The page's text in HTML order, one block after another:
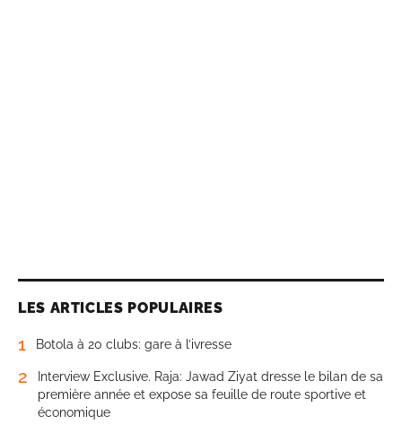
LES ARTICLES POPULAIRES
1 Botola à 20 clubs: gare à l’ivresse
2
Interview Exclusive. Raja: Jawad Ziyat dresse le bilan de sa
première année et expose sa feuille de route sportive et
économique